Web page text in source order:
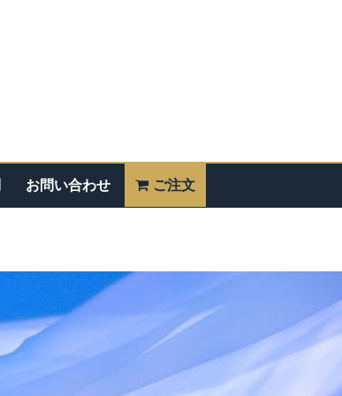
お問い合わせ ご注文